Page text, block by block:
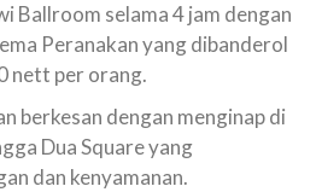
Ballroom selama 4 jam dengan
Peranakan yang dibanderol
nett per orang.
berkesan dengan menginap di
Dua Square yang
dan kenyamanan.